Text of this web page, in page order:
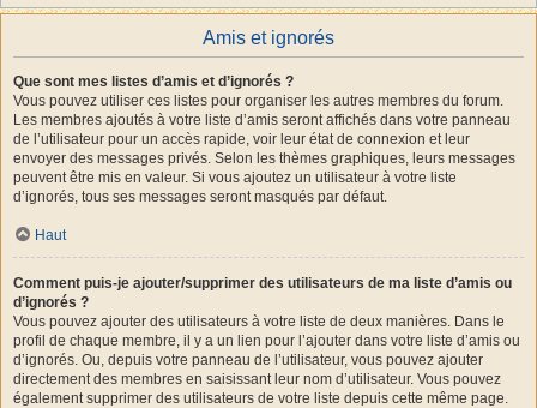
Amis et ignorés
Que sont mes listes d’amis et d’ignorés ?
Vous pouvez utiliser ces listes pour organiser les autres membres du forum.
Les membres ajoutés à votre liste d’amis seront affichés dans votre panneau
de l’utilisateur pour un accès rapide, voir leur état de connexion et leur
envoyer des messages privés. Selon les thèmes graphiques, leurs messages
peuvent être mis en valeur. Si vous ajoutez un utilisateur à votre liste
d’ignorés, tous ses messages seront masqués par défaut.
Haut
Comment puis-je ajouter/supprimer des utilisateurs de ma liste d’amis ou
d’ignorés ?
Vous pouvez ajouter des utilisateurs à votre liste de deux manières. Dans le
profil de chaque membre, il y a un lien pour l’ajouter dans votre liste d’amis ou
d’ignorés. Ou, depuis votre panneau de l’utilisateur, vous pouvez ajouter
directement des membres en saisissant leur nom d’utilisateur. Vous pouvez
également supprimer des utilisateurs de votre liste depuis cette même page.